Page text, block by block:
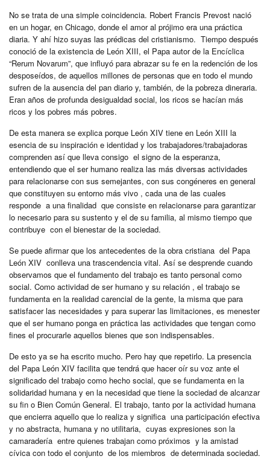
No se trata de una simple coincidencia. Robert Francis Prevost nació
en un hogar, en Chicago, donde el amor al prójimo era una práctica
diaria. Y ahí hizo suyas las prédicas del cristianismo. Tiempo después
conoció de la existencia de León XIII, el Papa autor de la Encíclica
“Rerum Novarum”, que influyó para abrazar su fe en la redención de los
desposeídos, de aquellos millones de personas que en todo el mundo
sufren de la ausencia del pan diario y, también, de la pobreza dineraria.
Eran años de profunda desigualdad social, los ricos se hacían más
ricos y los pobres más pobres.
De esta manera se explica porque León XIV tiene en León XIII la
esencia de su inspiración e identidad y los trabajadores/trabajadoras
comprenden así que lleva consigo el signo de la esperanza,
entendiendo que el ser humano realiza las más diversas actividades
para relacionarse con sus semejantes, con sus congéneres en general
que constituyen su entorno más vivo , cada una de las cuales
responde a una finalidad que consiste en relacionarse para garantizar
lo necesario para su sustento y el de su familia, al mismo tiempo que
contribuye con el bienestar de la sociedad.
Se puede afirmar que los antecedentes de la obra cristiana del Papa
León XIV conlleva una trascendencia vital. Así se desprende cuando
observamos que el fundamento del trabajo es tanto personal como
social. Como actividad de ser humano y su relación , el trabajo se
fundamenta en la realidad carencial de la gente, la misma que para
satisfacer las necesidades y para superar las limitaciones, es menester
que el ser humano ponga en práctica las actividades que tengan como
fines el procurarle aquellos bienes que son indispensables.
De esto ya se ha escrito mucho. Pero hay que repetirlo. La presencia
del Papa León XIV facilita que tendrá que hacer oír su voz ante el
significado del trabajo como hecho social, que se fundamenta en la
solidaridad humana y en la necesidad que tiene la sociedad de alcanzar
su fin o Bien Común General. El trabajo, tanto por la actividad humana
que encierra aquello que lo realiza y significa una participación efectiva
y no abstracta, humana y no utilitaria, cuyas expresiones son la
camaradería entre quienes trabajan como próximos y la amistad
cívica con todo el conjunto de los miembros de determinada sociedad.